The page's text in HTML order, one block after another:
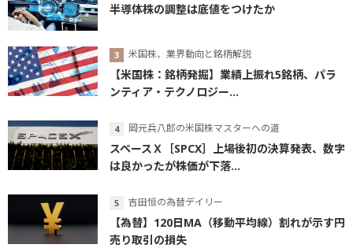
半導体株の調整は底値をつけたか
米国株、業界動向と銘柄解説
【米国株：銘柄発掘】業績上振れ5銘柄、パラ
ンティア・テクノロジー...
岡元兵八郎の米国株マスターへの道
スペースＸ［SPCX］上場後初の決算発表、数字
は良かったが株価が下落...
吉田恒の為替デイリー
【為替】120日MA（移動平均線）割れが示す円
売り取引の損失